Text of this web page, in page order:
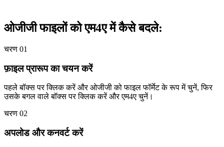
ओजीजी फाइलों को एम4ए में कैसे बदले:
चरण 01
फ़ाइल प्रारूप का चयन करें
पहले बॉक्स पर क्लिक करें और ओजीजी को फाइल फॉर्मेट के रूप में चुनें, फिर
उसके बगल वाले बॉक्स पर क्लिक करें और एम4ए चुनें।
चरण 02
अपलोड और कनवर्ट करें